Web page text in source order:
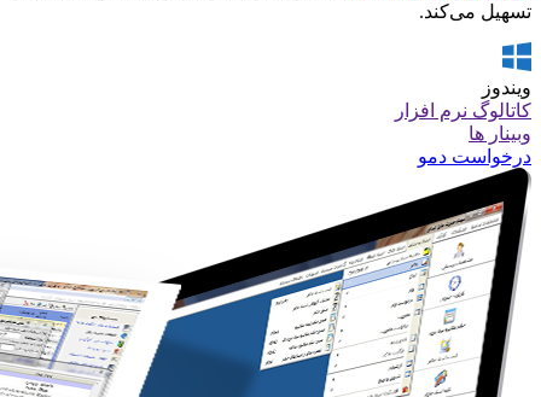
تسهیل می‌کند.
ویندوز
کاتالوگ نرم افزار
وبینار ها
درخواست دمو